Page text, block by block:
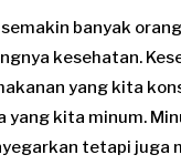
banyak
kesehatan.
yang kita
yang kita minum.
tetapi juga